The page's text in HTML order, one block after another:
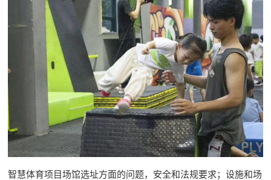
智慧体育项目场馆选址方面的问题，安全和法规要求；设施和场